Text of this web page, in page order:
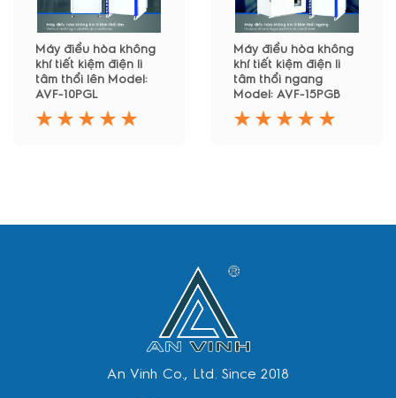
Máy điều hòa không
khí tiết kiệm điện li
tâm thổi lên Model:
AVF-10PGL
Máy điều hòa không
khí tiết kiệm điện li
tâm thổi ngang
Model: AVF-15PGB
An Vinh Co., Ltd. Since 2018